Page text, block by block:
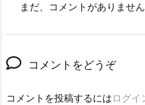
まだ、コメントがありません
コメントをどうぞ
コメントを投稿するにはログイ